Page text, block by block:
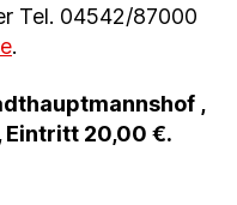
Tel. 04542/87000
.
,
Eintritt 20,00 €.